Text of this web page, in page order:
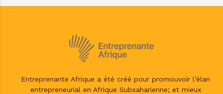
Entreprenante Afrique a été créé pour promouvoir l’élan
entrepreneurial en Afrique Subsaharienne; et mieux